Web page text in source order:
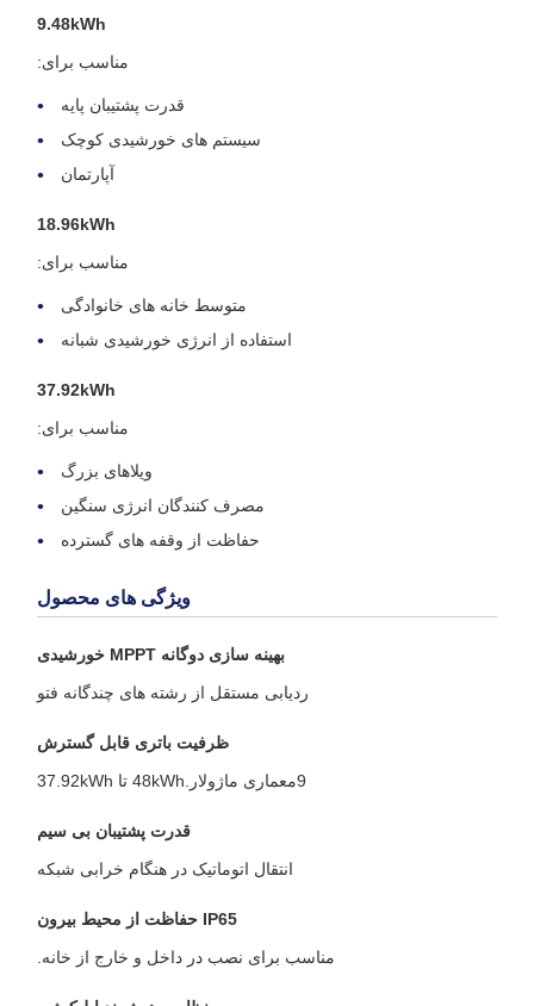
9.48kWh
مناسب برای:
قدرت پشتیبان پایه
سیستم های خورشیدی کوچک
آپارتمان
18.96kWh
مناسب برای:
متوسط خانه های خانوادگی
استفاده از انرژی خورشیدی شبانه
37.92kWh
مناسب برای:
ویلاهای بزرگ
مصرف کنندگان انرژی سنگین
حفاظت از وقفه های گسترده
ویژگی های محصول
بهینه سازی دوگانه MPPT خورشیدی
ردیابی مستقل از رشته های چندگانه فتو
ظرفیت باتری قابل گسترش
9معماری ماژولار.48kWh تا 37.92kWh
قدرت پشتیبان بی سیم
انتقال اتوماتیک در هنگام خرابی شبکه
IP65 حفاظت از محیط بیرون
مناسب برای نصب در داخل و خارج از خانه.